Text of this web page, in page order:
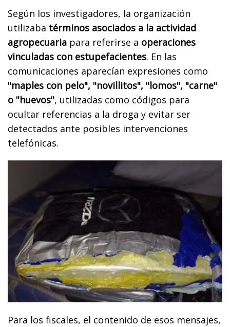
Según los investigadores, la organización
utilizaba términos asociados a la actividad
agropecuaria para referirse a operaciones
vinculadas con estupefacientes. En las
comunicaciones aparecían expresiones como
"maples con pelo", "novillitos", "lomos", "carne"
o "huevos", utilizadas como códigos para
ocultar referencias a la droga y evitar ser
detectados ante posibles intervenciones
telefónicas.
Para los fiscales, el contenido de esos mensajes,